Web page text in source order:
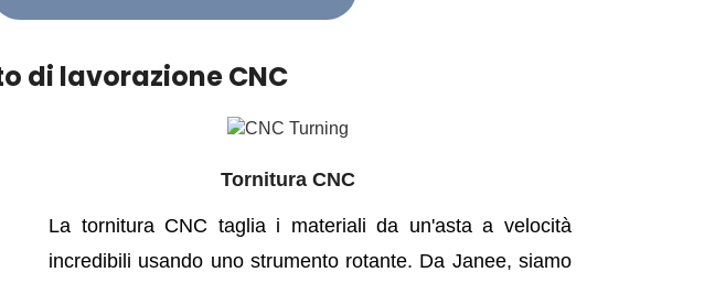
di lavorazione CNC
Tornitura CNC
La tornitura CNC taglia i materiali da un'asta a velocità
incredibili usando uno strumento rotante. Da Janee, siamo